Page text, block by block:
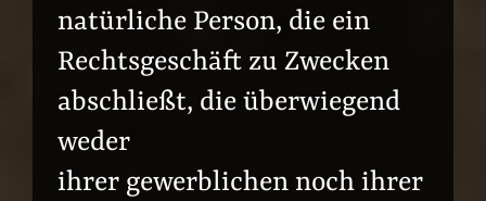
natürliche Person, die ein
Rechtsgeschäft zu Zwecken
abschließt, die überwiegend
weder
ihrer gewerblichen noch ihrer